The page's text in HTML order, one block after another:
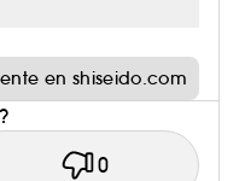
en shiseido.com
0